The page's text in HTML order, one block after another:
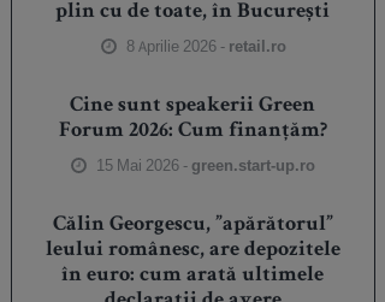
plin cu de toate, în București
8 Aprilie 2026 - retail.ro
Cine sunt speakerii Green
Forum 2026: Cum finanțăm?
15 Mai 2026 - green.start-up.ro
Călin Georgescu, ”apărătorul”
leului românesc, are depozitele
în euro: cum arată ultimele